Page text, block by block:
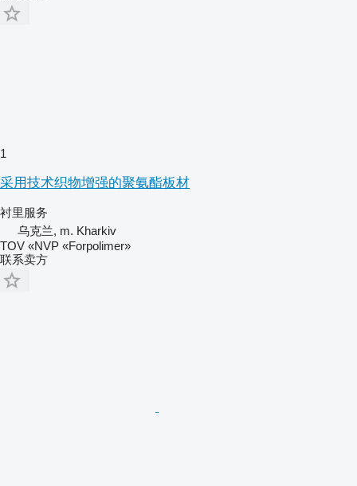
1
采用技术织物增强的聚氨酯板材
衬里服务
乌克兰, m. Kharkiv
TOV «NVP «Forpolimer»
联系卖方